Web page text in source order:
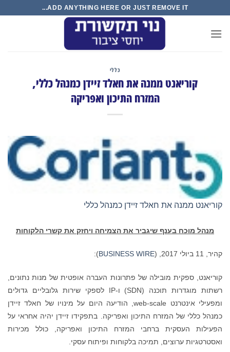
content
ADD ANYTHING HERE OR JUST REMOVE IT...
כללי
קוריאנט ממנה את חאלד זיידן כמנהל כללי,
המזרח התיכון ואפריקה
קוריאנט ממנה את חאלד זיידן כמנהל כללי
מנהל מוכח בענף שיגביר את הצמיחה ויחזק את קשרי הלקוחות
קהיר, 11 ביולי 2017, ( BUSINESS WIRE
):
קוריאנט, ספקית מובילה של פתרונות העברה אופטית של מנות נתונים,
רשתות מוגדרות תוכנה (SDN) ו-IP לספקי שירות גלובליים גדולים
ומפעילי אינטרנט web-scale, הודיעה היום על מינויו של חאלד זיידן
כמנהל כללי של המזרח התיכון ואפריקה. בתפקידו זיידן יהיה אחראי על
הפעילות העסקית ברחבי המזרח התיכון ואפריקה, כולל מכירות
ואסטרטגיות ערוצים, תמיכה בלקוחות ופיתוח עסקי.